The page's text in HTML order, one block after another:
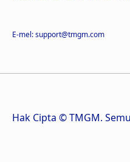
E-mel: support@tmgm.com
Hak Cipta © TMGM.